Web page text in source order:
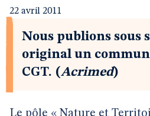
22 avril 2011
Nous publions sous
original un
CGT. (Acrimed)
Le pôle « Nature et